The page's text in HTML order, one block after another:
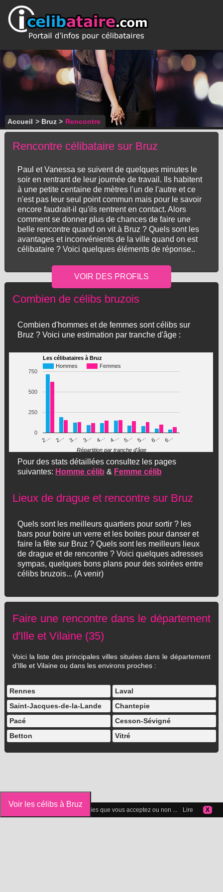
Accueil > Bruz> Rencontre
Rencontre célibataire sur Bruz
Paul et Vanessa se suivent de quelques minutes le
soir en rentrant de leur journée de travail. Ils habitent
à une petite centaine de mètres l'un de l'autre et ce
n'est pas leur seul point commun mais pour le savoir
encore faudrait-il qu'ils rentrent en contact. Alors
comment se donner plus de chances de faire une
belle rencontre quand on vit à Bruz ? Quels sont les
avantages et inconvénients de la ville quand on est
célibataire ? Voici quelques éléments de réponse..
Combien de célibs bruzois
Combien d'hommes et de femmes sont célibs sur
Bruz ? Voici une estimation par tranche d'âge :
Les célibataires à Bruz
Hommes
Femmes
2… 2… 3… 3… 4… 4… 5… 5… 6… 6…
0
250
500
750
Répartition par tranche d'âge
Pour des stats détaillées consultez les pages
suivantes: Homme célib & Femme célib
Lieux de drague et rencontre sur Bruz
Quels sont les meilleurs quartiers pour sortir ? les
bars pour boire un verre et les boites pour danser et
faire la fête sur Bruz ? Quels sont les meilleurs lieux
de drague et de rencontre ? Voici quelques adresses
sympas, quelques bons plans pour des soirées entre
célibs bruzois... (A venir)
Faire une rencontre dans le département
d'Ille et Vilaine (35)
Voici la liste des principales villes situées dans le département
d'Ille et Vilaine ou dans les environs proches :
Rennes
Laval
Saint-Jacques-de-la-Lande
Chantepie
Pacé
Cesson-Sévigné
Betton
Vitré
Voir les célibs à Bruz
Vous pouvez gérer les cookies que vous acceptez ou non ... Lire X